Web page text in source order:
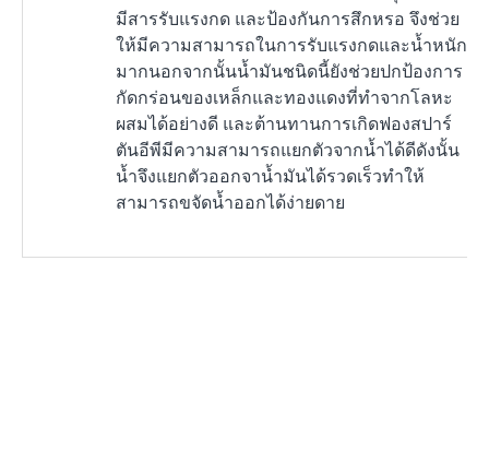
มีสารรับแรงกด และป้องกันการสึกหรอ จึงช่วย
ให้มีความสามารถในการรับแรงกดและน้ำหนัก
มากนอกจากนั้นน้ำมันชนิดนี้ยังช่วยปกป้องการ
กัดกร่อนของเหล็กและทองแดงที่ทำจากโลหะ
ผสมได้อย่างดี และต้านทานการเกิดฟองสปาร์
ตันอีพีมีความสามารถแยกตัวจากน้ำได้ดีดังนั้น
น้ำจึงแยกตัวออกจาน้ำมันได้รวดเร็วทำให้
สามารถขจัดน้ำออกได้ง่ายดาย